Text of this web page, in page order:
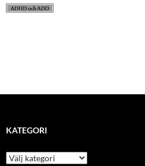
KATEGORI
kategori